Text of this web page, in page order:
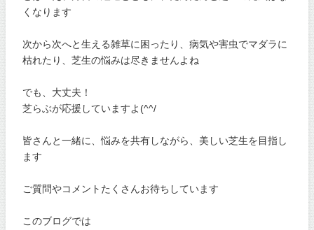
くなります
次から次へと生える雑草に困ったり、病気や害虫でマダラに
枯れたり、芝生の悩みは尽きませんよね
でも、大丈夫！
芝らぶが応援していますよ(^^/
皆さんと一緒に、悩みを共有しながら、美しい芝生を目指し
ます
ご質問やコメントたくさんお待ちしています
このブログでは